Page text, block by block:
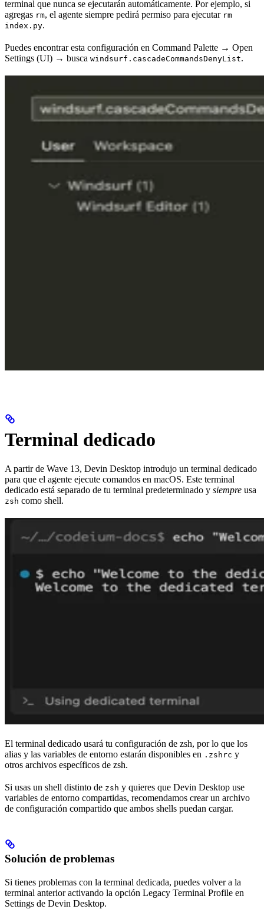
terminal que nunca se ejecutarán automáticamente. Por ejemplo, si
agregas rm, el agente siempre pedirá permiso para ejecutar rm
index.py.
Puedes encontrar esta configuración en Command Palette → Open
Settings (UI) → busca windsurf.cascadeCommandsDenyList.
Terminal dedicado
A partir de Wave 13, Devin Desktop introdujo un terminal dedicado
para que el agente ejecute comandos en macOS. Este terminal
dedicado está separado de tu terminal predeterminado y siempre usa
zsh como shell.
El terminal dedicado usará tu configuración de zsh, por lo que los
alias y las variables de entorno estarán disponibles en .zshrc y
otros archivos específicos de zsh.
Si usas un shell distinto de zsh y quieres que Devin Desktop use
variables de entorno compartidas, recomendamos crear un archivo
de configuración compartido que ambos shells puedan cargar.
Solución de problemas
Si tienes problemas con la terminal dedicada, puedes volver a la
terminal anterior activando la opción Legacy Terminal Profile en
Settings de Devin Desktop.